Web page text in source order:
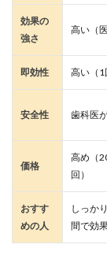
効果の
強さ
高い（
即効性 高い（1
安全性 歯科医
価格
高め（
回）
おすす
めの人
しっか
間で効